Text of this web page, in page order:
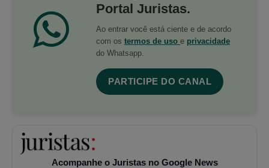
Portal Juristas.
Ao entrar você está ciente e de acordo
com os termos de uso e privacidade
do Whatsapp.
PARTICIPE DO CANAL
Acompanhe o Juristas no Google News